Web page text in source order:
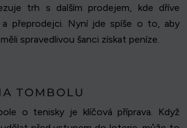
trh s dalším prodejem, kde dříve
a přeprodejci. Nyní jde spíše o to, aby
spravedlivou šanci získat peníze.
TOMBOLU
o tenisky je klíčová příprava. Když